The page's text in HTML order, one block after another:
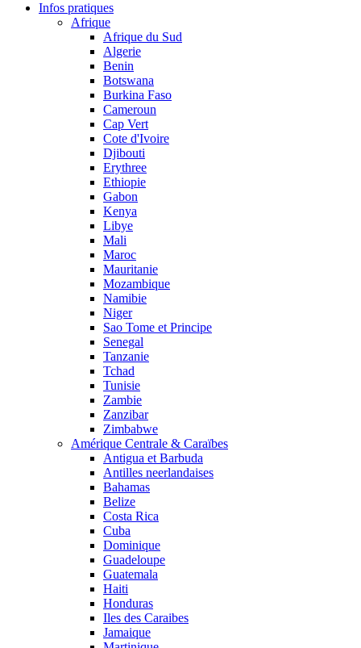
Infos pratiques
Afrique
Afrique du Sud
Algerie
Benin
Botswana
Burkina Faso
Cameroun
Cap Vert
Cote d'Ivoire
Djibouti
Erythree
Ethiopie
Gabon
Kenya
Libye
Mali
Maroc
Mauritanie
Mozambique
Namibie
Niger
Sao Tome et Principe
Senegal
Tanzanie
Tchad
Tunisie
Zambie
Zanzibar
Zimbabwe
Amérique Centrale & Caraïbes
Antigua et Barbuda
Antilles neerlandaises
Bahamas
Belize
Costa Rica
Cuba
Dominique
Guadeloupe
Guatemala
Haiti
Honduras
Iles des Caraibes
Jamaique